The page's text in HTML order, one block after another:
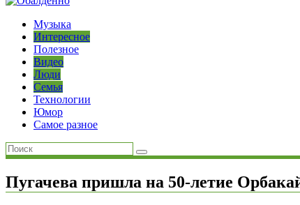
Музыка
Интересное
Полезное
Видео
Люди
Семья
Технологии
Юмор
Самое разное
Пугачева пришла на 50-летие